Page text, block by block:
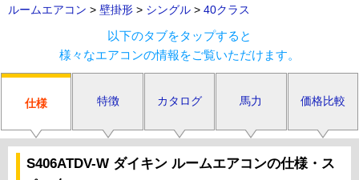
ルームエアコン > 壁掛形 > シングル > 40クラス
以下のタブをタップすると
様々なエアコンの情報をご覧いただけます。
仕様 特徴 カタログ 馬力 価格比較
S406ATDV-W ダイキン ルームエアコンの仕様・ス